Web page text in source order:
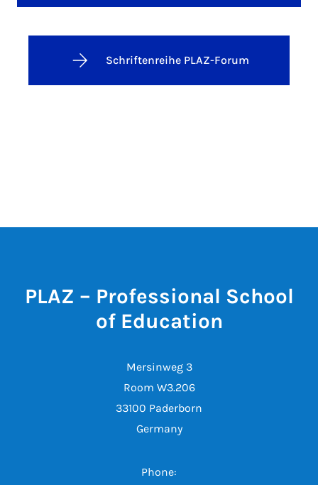
Schriftenreihe PLAZ-Forum
PLAZ – Professional School
of Education
Mersinweg 3
Room W3.206
33100 Paderborn
Germany
Phone: